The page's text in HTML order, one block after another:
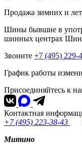
Продажа зимних и
Шины бывшие в
шинных центрах
Звоните +7 (495) 229-
График работы
Присоединяйтесь к
Контактная
+7 (495) 223-38-43
Митино